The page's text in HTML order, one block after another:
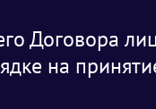
Договора
на